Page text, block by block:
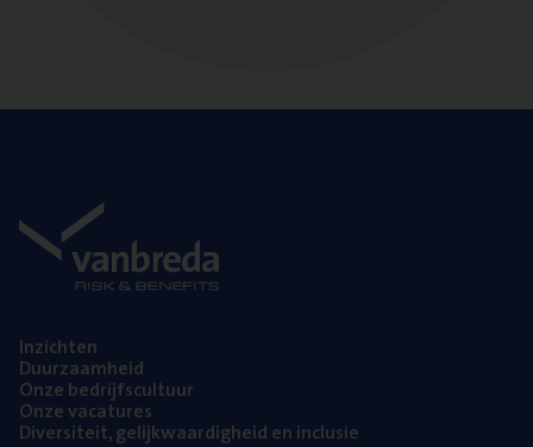
Inzich­ten
Duur­zaam­heid
Onze bedrijfs­cul­tuur
Onze vaca­tu­res
Diver­si­teit, gelijk­waar­dig­heid en inclusie